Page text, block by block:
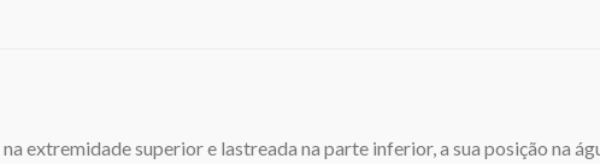
extremidade superior e lastreada na parte inferior, a sua posição na